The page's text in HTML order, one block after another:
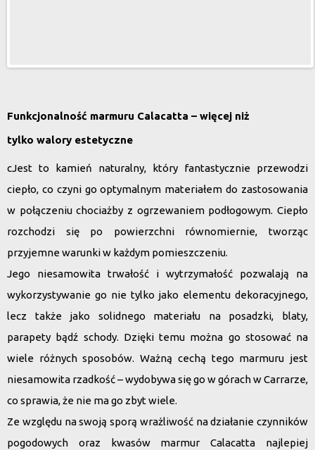
Funkcjonalność marmuru Calacatta – więcej niż
tylko walory estetyczne
cJest to kamień naturalny, który fantastycznie przewodzi
ciepło, co czyni go optymalnym materiałem do zastosowania
w połączeniu chociażby z ogrzewaniem podłogowym. Ciepło
rozchodzi się po powierzchni równomiernie, tworząc
przyjemne warunki w każdym pomieszczeniu.
Jego niesamowita trwałość i wytrzymałość pozwalają na
wykorzystywanie go nie tylko jako elementu dekoracyjnego,
lecz także jako solidnego materiału na posadzki, blaty,
parapety bądź schody. Dzięki temu można go stosować na
wiele różnych sposobów. Ważną cechą tego marmuru jest
niesamowita rzadkość – wydobywa się go w górach w Carrarze,
co sprawia, że nie ma go zbyt wiele.
Ze względu na swoją sporą wrażliwość na działanie czynników
pogodowych oraz kwasów marmur Calacatta najlepiej